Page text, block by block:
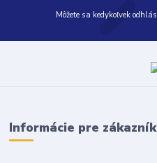
Môžete sa kedykoľvek
Informácie pre